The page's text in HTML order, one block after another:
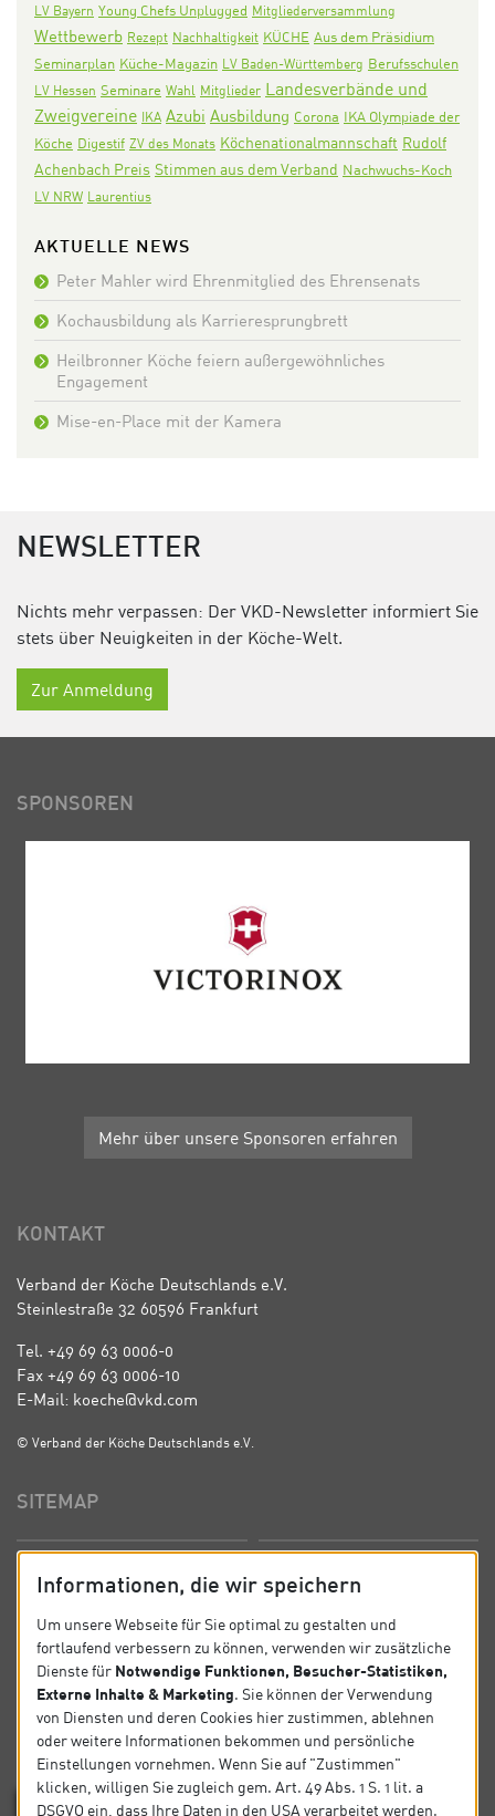
LV Bayern Young Chefs Unplugged Mitgliederversammlung
Wettbewerb Rezept Nachhaltigkeit KÜCHE Aus dem Präsidium
Seminarplan Küche-Magazin LV Baden-Württemberg Berufsschulen
LV Hessen Seminare Wahl Mitglieder Landesverbände und
Zweigvereine IKA Azubi Ausbildung Corona IKA Olympiade der
Köche Digestif ZV des Monats Köchenationalmannschaft Rudolf
Achenbach Preis Stimmen aus dem Verband Nachwuchs-Koch
LV NRW Laurentius
AKTUELLE NEWS
Peter Mahler wird Ehrenmitglied des Ehrensenats
Kochausbildung als Karrieresprungbrett
Heilbronner Köche feiern außergewöhnliches
Engagement
Mise-en-Place mit der Kamera
NEWSLETTER
Nichts mehr verpassen: Der VKD-Newsletter informiert Sie
stets über Neuigkeiten in der Köche-Welt.
Zur Anmeldung
SPONSOREN
Mehr über unsere Sponsoren erfahren
KONTAKT
Verband der Köche Deutschlands e.V.
Steinlestraße 32 60596 Frankfurt
Tel. +49 69 63 0006-0
Fax +49 69 63 0006-10
E-Mail: koeche@vkd.com
© Verband der Köche Deutschlands e.V.
SITEMAP
News Kontakt
Datenschutz Impressum
SOCIAL
Informationen, die wir speichern
Um unsere Webseite für Sie optimal zu gestalten und
fortlaufend verbessern zu können, verwenden wir zusätzliche
Dienste für Notwendige Funktionen, Besucher-Statistiken,
Externe Inhalte & Marketing. Sie können der Verwendung
von Diensten und deren Cookies hier zustimmen, ablehnen
oder weitere Informationen bekommen und persönliche
Einstellungen vornehmen. Wenn Sie auf "Zustimmen"
klicken, willigen Sie zugleich gem. Art. 49 Abs. 1 S. 1 lit. a
DSGVO ein, dass Ihre Daten in den USA verarbeitet werden.